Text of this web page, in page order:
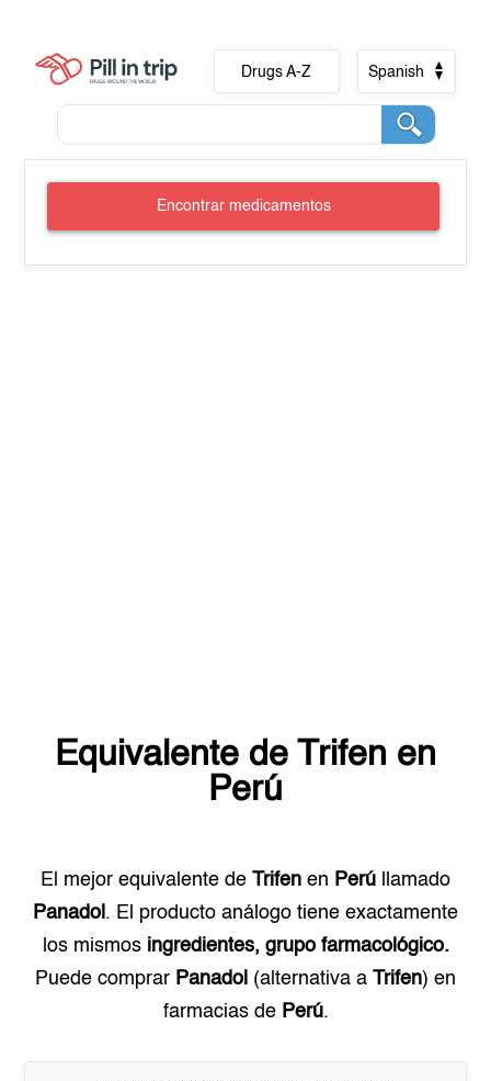
Drugs A-Z Spanish
Encontrar medicamentos
Equivalente de Trifen en
Perú
El mejor equivalente de Trifen en Perú llamado
Panadol . El producto análogo tiene exactamente
los mismos ingredientes, grupo farmacológico.
Puede comprar Panadol (alternativa a Trifen) en
farmacias de Perú.